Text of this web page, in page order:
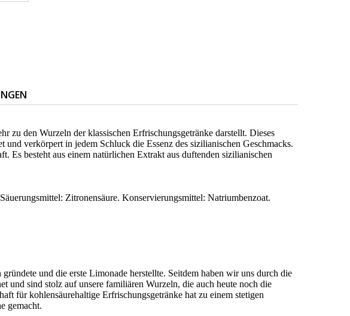
zu den Wurzeln der klassischen Erfrischungsgetränke darstellt. Dieses
und verkörpert in jedem Schluck die Essenz des sizilianischen Geschmacks.
Es besteht aus einem natürlichen Extrakt aus duftenden sizilianischen
Zitronensäure. Konservierungsmittel: Natriumbenzoat.
und die erste Limonade herstellte. Seitdem haben wir uns durch die
und sind stolz auf unsere familiären Wurzeln, die auch heute noch die
für kohlensäurehaltige Erfrischungsgetränke hat zu einem stetigen
gemacht.